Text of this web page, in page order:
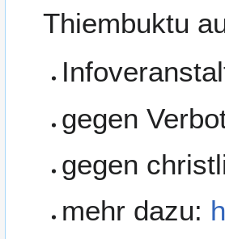
Thiembuktu
gegen
gegen
mehr dazu: